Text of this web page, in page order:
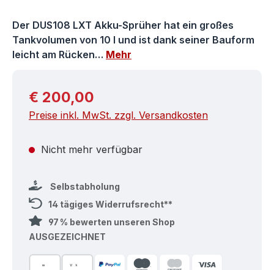
Der DUS108 LXT Akku-Sprüher hat ein großes
Tankvolumen von 10 l und ist dank seiner Bauform
leicht am Rücken… Mehr
Regulärer Preis:
€ 200,00
Preise inkl. MwSt. zzgl. Versandkosten
Nicht mehr verfügbar
Selbstabholung
14 tägiges Widerrufsrecht**
97 % bewerten unseren Shop
AUSGEZEICHNET